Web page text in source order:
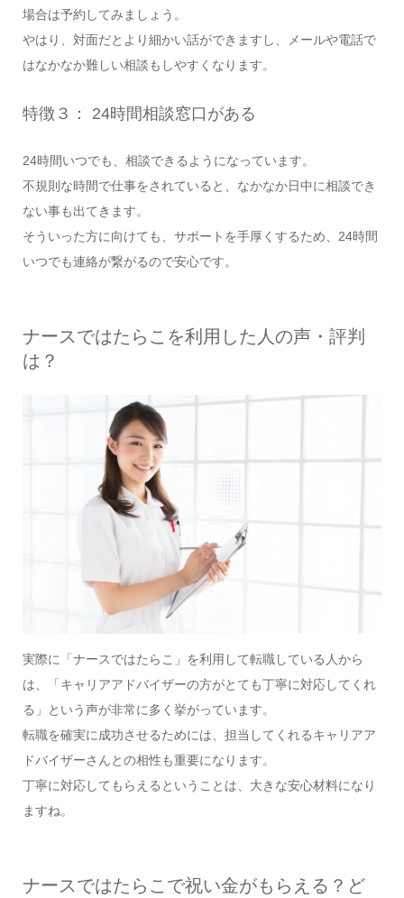
場合は予約してみましょう。
やはり、対面だとより細かい話ができますし、メールや電話で
はなかなか難しい相談もしやすくなります。
特徴３： 24時間相談窓口がある
24時間いつでも、相談できるようになっています。
不規則な時間で仕事をされていると、なかなか日中に相談でき
ない事も出てきます。
そういった方に向けても、サポートを手厚くするため、24時間
いつでも連絡が繋がるので安心です。
ナースではたらこを利用した人の声・評判
は？
実際に「ナースではたらこ」を利用して転職している人から
は、「キャリアアドバイザーの方がとても丁寧に対応してくれ
る」という声が非常に多く挙がっています。
転職を確実に成功させるためには、担当してくれるキャリアア
ドバイザーさんとの相性も重要になります。
丁寧に対応してもらえるということは、大きな安心材料になり
ますね。
ナースではたらこで祝い金がもらえる？ど